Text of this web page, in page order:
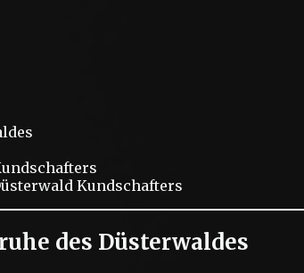
Kundschafters
des Düsterwaldes